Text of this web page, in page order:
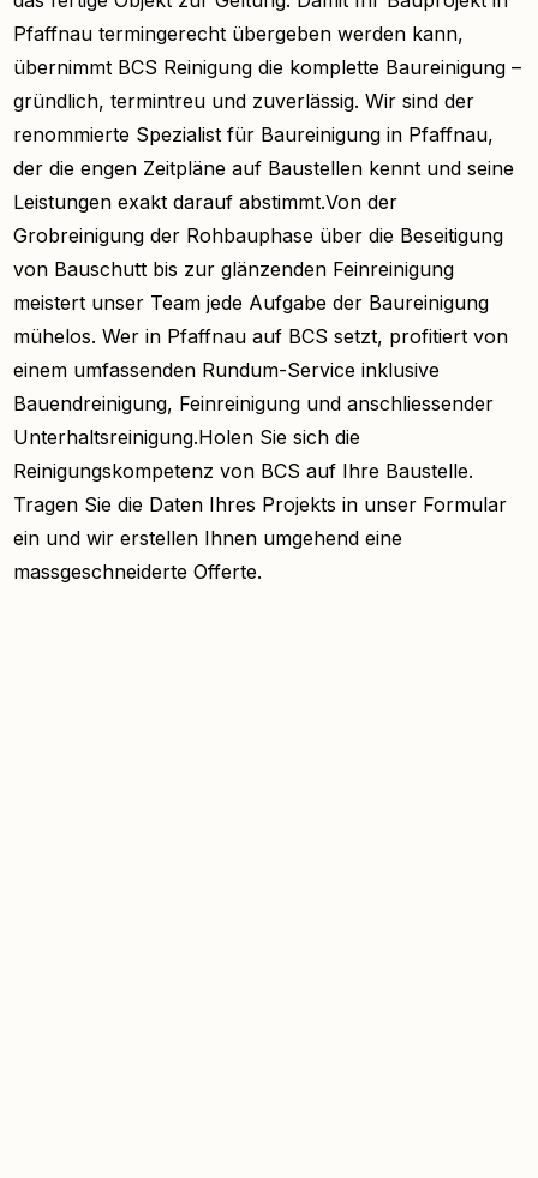
Pfaffnau termingerecht übergeben werden kann,
übernimmt BCS Reinigung die komplette Baureinigung –
gründlich, termintreu und zuverlässig. Wir sind der
renommierte Spezialist für Baureinigung in Pfaffnau,
der die engen Zeitpläne auf Baustellen kennt und seine
Leistungen exakt darauf abstimmt.Von der
Grobreinigung der Rohbauphase über die Beseitigung
von Bauschutt bis zur glänzenden Feinreinigung
meistert unser Team jede Aufgabe der Baureinigung
mühelos. Wer in Pfaffnau auf BCS setzt, profitiert von
einem umfassenden Rundum-Service inklusive
Bauendreinigung, Feinreinigung und anschliessender
Unterhaltsreinigung.Holen Sie sich die
Reinigungskompetenz von BCS auf Ihre Baustelle.
Tragen Sie die Daten Ihres Projekts in unser Formular
ein und wir erstellen Ihnen umgehend eine
massgeschneiderte Offerte.